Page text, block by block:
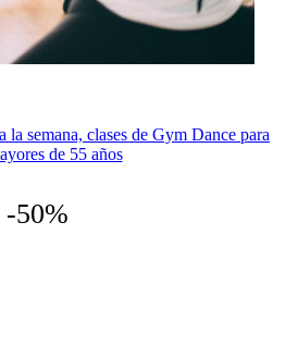
la semana, clases de Gym Dance para
de 55 años
-50%